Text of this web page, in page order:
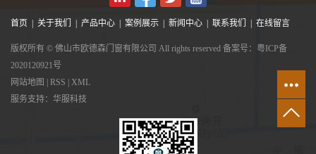
首页 | 关于我们 | 产品中心 | 案例展示 | 新闻中心 | 联系我们 | 在线留言
版权所有 © 佛山市欧德森门窗有限公司 All rights reserved 备案号： 粤ICP备
2020120921号
网站地图 | RSS | XML
服务支持： 华服科技